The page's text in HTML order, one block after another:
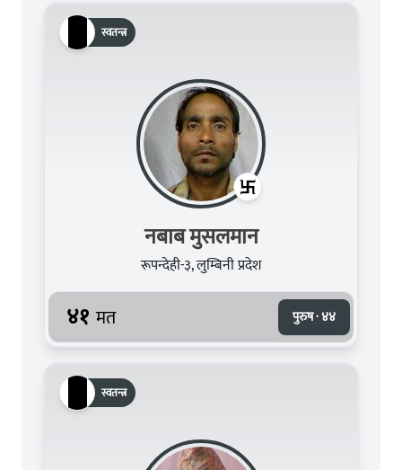
स्वतन्त्र
नबाब मुसलमान
रूपन्देही-३, लुम्बिनी प्रदेश
४१ मत पुरुष · ४४
स्वतन्त्र